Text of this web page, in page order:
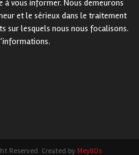
à vous informer. Nous demeurons
et le sérieux dans le traitement
sur lesquels nous nous focalisons.
Reserved. Created by MeyllOs